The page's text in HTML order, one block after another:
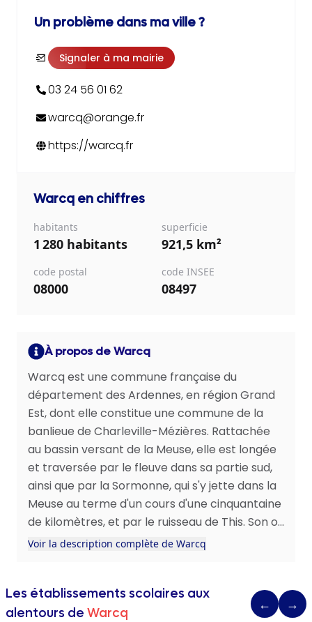
Un problème dans ma ville ?
Signaler à ma mairie
03 24 56 01 62
warcq@orange.fr
https://warcq.fr
Warcq en chiffres
habitants
1 280 habitants
superficie
921,5 km²
code postal
08000
code INSEE
08497
À propos de Warcq
Warcq est une commune française du
département des Ardennes, en région Grand
Est, dont elle constitue une commune de la
banlieue de Charleville-Mézières. Rattachée
au bassin versant de la Meuse, elle est longée
et traversée par le fleuve dans sa partie sud,
ainsi que par la Sormonne, qui s'y jette dans la
Meuse au terme d'un cours d'une cinquantaine
de kilomètres, et par le ruisseau de This. Son o...
Voir la description complète de Warcq
Les établissements scolaires aux
alentours de Warcq
← →